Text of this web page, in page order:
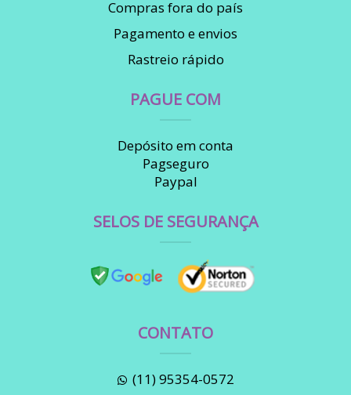
Compras fora do país
Pagamento e envios
Rastreio rápido
PAGUE COM
Depósito em conta
Pagseguro
Paypal
SELOS DE SEGURANÇA
CONTATO
(11) 95354-0572